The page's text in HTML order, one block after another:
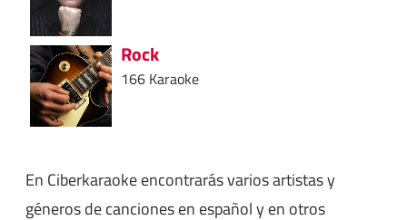
Rock
166 Karaoke
En Ciberkaraoke encontrarás varios artistas y
géneros de canciones en español y en otros